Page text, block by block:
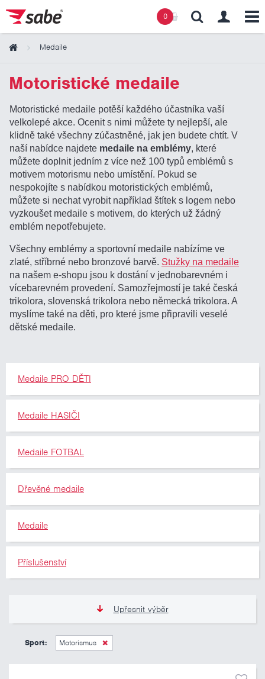
0
Medaile
Motoristické medaile
Motoristické medaile potěší každého účastníka vaší
velkolepé akce. Ocenit s nimi můžete ty nejlepší, ale
klidně také všechny zúčastněné, jak jen budete chtít. V
naší nabídce najdete medaile na emblémy, které
můžete doplnit jedním z více než 100 typů emblémů s
motivem motorismu nebo umístění. Pokud se
nespokojíte s nabídkou motoristických emblémů,
můžete si nechat vyrobit například štítek s logem nebo
vyzkoušet medaile s motivem, do kterých už žádný
emblém nepotřebujete.
Všechny emblémy a sportovní medaile nabízíme ve
zlaté, stříbrné nebo bronzové barvě. Stužky na medaile
na našem e-shopu jsou k dostání v jednobarevném i
vícebarevném provedení. Samozřejmostí je také česká
trikolora, slovenská trikolora nebo německá trikolora. A
myslíme také na děti, pro které jsme připravili veselé
dětské medaile.
Medaile PRO DĚTI
Medaile HASIČI
Medaile FOTBAL
Dřevěné medaile
Medaile
Příslušenství
Upřesnit výběr
12 Kč
Sport: Motorismus
Obsah košíku
Košík zeje prázdnotou